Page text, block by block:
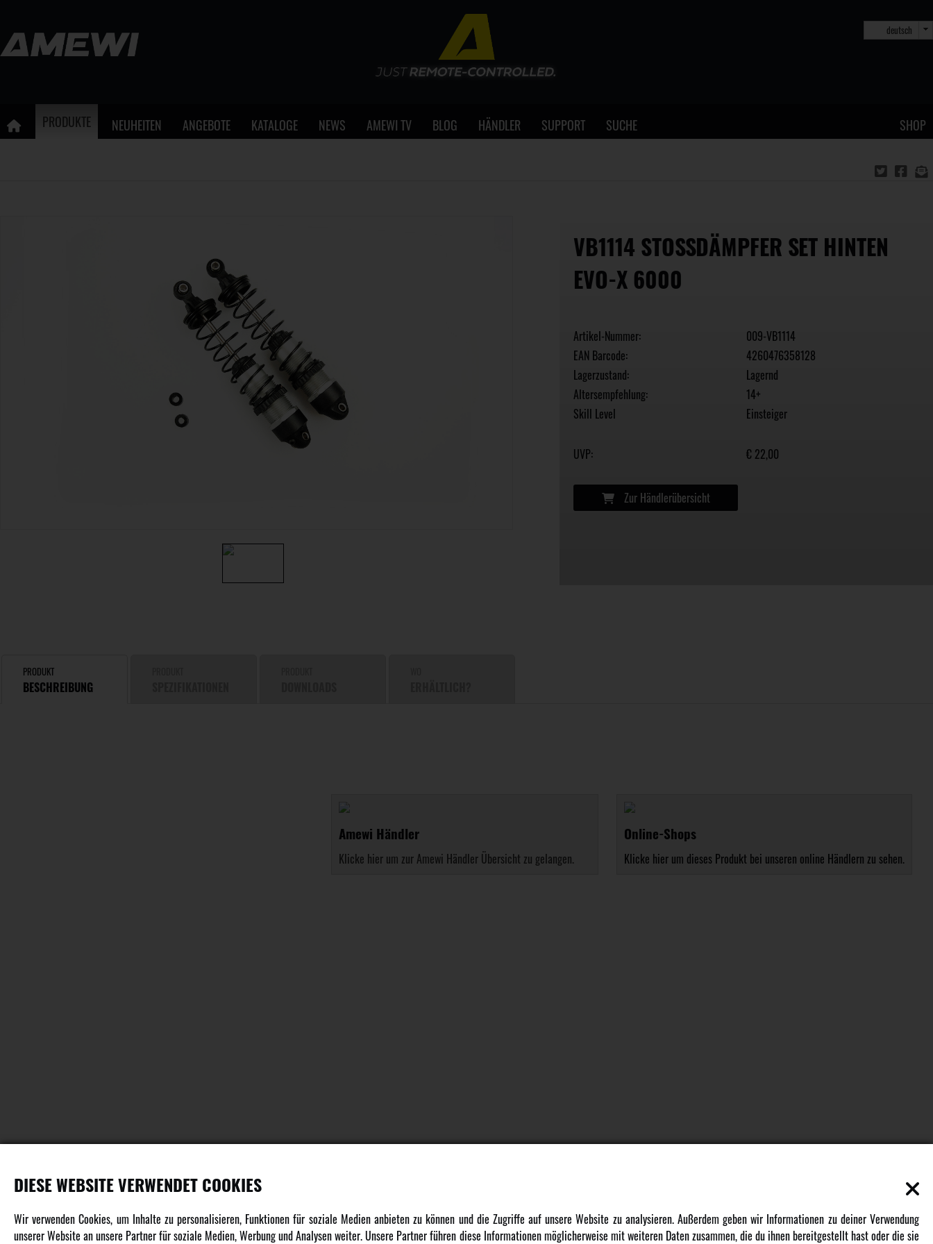
deutsch
PRODUKTE NEUHEITEN ANGEBOTE KATALOGE NEWS AMEWI TV BLOG HÄNDLER SUPPORT SUCHE SHOP
VB1114 STOSSDÄMPFER SET HINTEN E
VO-X 6000
Artikel-Nummer:
009-VB1114
EAN Barcode:
4260476358128
Lagerzustand:
Lagernd
Altersempfehlung:
14+
Skill Level
Einsteiger
UVP: € 22,00
Zur Händlerübersicht
PRODUKT
BESCHREIBUNG
Amewi Händler
Klicke hier um zur Amewi Händler Übersicht zu gelangen.
Online-Shops
Klicke hier um dieses Produkt bei unseren online Händlern zu sehen.
DIESE WEBSITE VERWENDET COOKIES
Wir verwenden Cookies, um Inhalte zu personalisieren, Funktionen für soziale Medien anbieten zu können und die Zugriffe auf unsere Website zu analysieren. Außerdem geben wir Informationen zu deiner Verwendung
unserer Website an unsere Partner für soziale Medien, Werbung und Analysen weiter. Unsere Partner führen diese Informationen möglicherweise mit weiteren Daten zusammen, die du ihnen bereitgestellt hast oder die sie